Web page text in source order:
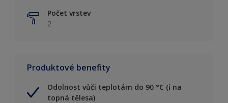
Počet vrstev
2
Produktové benefity
Odolnost vůči teplotám do 90 °C (i na
topná tělesa)